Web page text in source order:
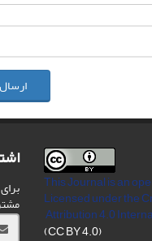
This Journal is an
Licensedunder the
Attribution 4.0
(CC BY 4.0)